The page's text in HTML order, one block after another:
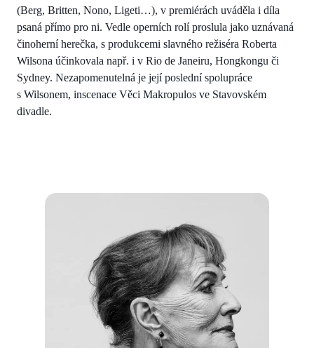
(Berg, Britten, Nono, Ligeti…), v premiérách uváděla i díla
psaná přímo pro ni. Vedle operních rolí proslula jako uznávaná
činoherní herečka, s produkcemi slavného režiséra Roberta
Wilsona účinkovala např. i v Rio de Janeiru, Hongkongu či
Sydney. Nezapomenutelná je její poslední spolupráce
s Wilsonem, inscenace Věci Makropulos ve Stavovském
divadle.